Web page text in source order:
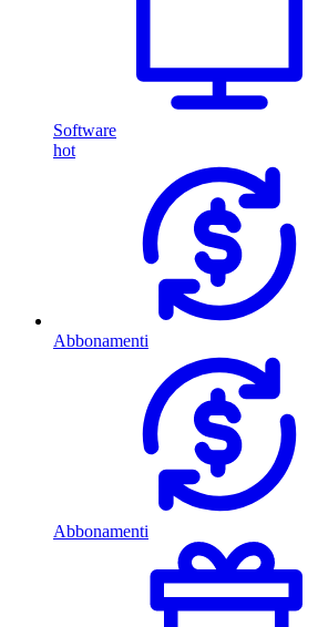
Software
hot
Abbonamenti
Abbonamenti